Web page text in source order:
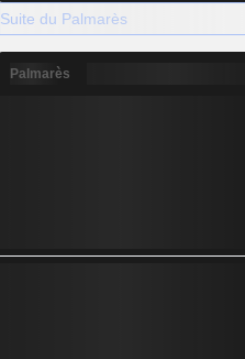
Suite du Palmarès
Palmarès